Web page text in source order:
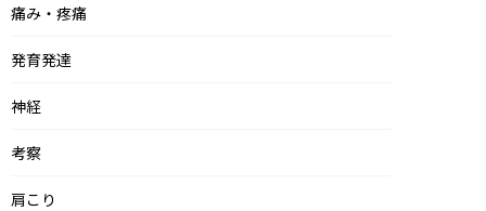
痛み・疼痛
発育発達
神経
考察
肩こり